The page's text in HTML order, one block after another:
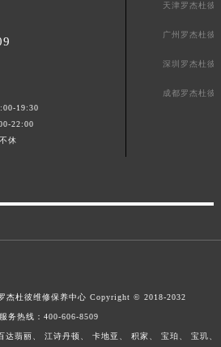
19:30
22:00
休
天津罗杰杜彼
广州罗杰杜彼
深圳罗杰杜彼
成都罗杰杜彼
杰杜彼维修保养中心 Copyright © 2018-2032
务热线： 400-606-8509
达翡丽 、 江诗丹顿 、 卡地亚 、 积家、 宝珀、 宝玑、